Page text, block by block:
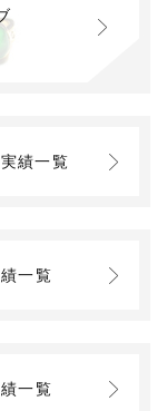
績一覧
一覧
一覧